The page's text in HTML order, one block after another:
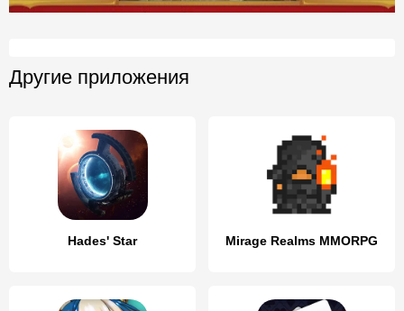
Другие приложения
Hades' Star Mirage Realms MMORPG